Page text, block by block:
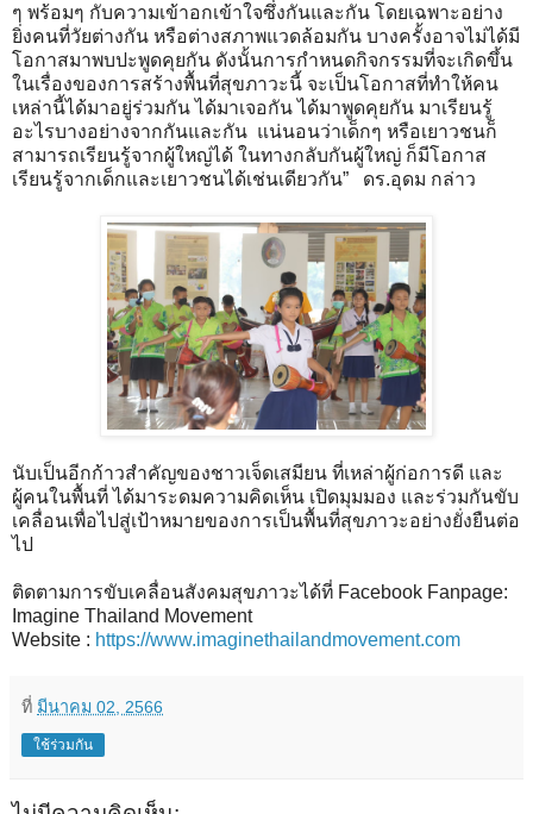
ๆ พร้อมๆ กับความเข้าอกเข้าใจซึ่งกันและกัน โดยเฉพาะอย่าง
ยิ่งคนที่วัยต่างกัน หรือต่างสภาพแวดล้อมกัน บางครั้งอาจไม่ได้มี
โอกาสมาพบปะพูดคุยกัน ดังนั้นการกำหนดกิจกรรมที่จะเกิดขึ้น
ในเรื่องของการสร้างพื้นที่สุขภาวะนี้ จะเป็นโอกาสที่ทำให้คน
เหล่านี้ได้มาอยู่ร่วมกัน ได้มาเจอกัน ได้มาพูดคุยกัน มาเรียนรู้
อะไรบางอย่างจากกันและกัน แน่นอนว่าเด็กๆ หรือเยาวชนก็
สามารถเรียนรู้จากผู้ใหญ่ได้ ในทางกลับกันผู้ใหญ่ ก็มีโอกาส
เรียนรู้จากเด็กและเยาวชนได้เช่นเดียวกัน” ดร.อุดม กล่าว
นับเป็นอีกก้าวสำคัญของชาวเจ็ดเสมียน ที่เหล่าผู้ก่อการดี และ
ผู้คนในพื้นที่ ได้มาระดมความคิดเห็น เปิดมุมมอง และร่วมกันขับ
เคลื่อนเพื่อไปสู่เป้าหมายของการเป็นพื้นที่สุขภาวะอย่างยั่งยืนต่อ
ไป
ติดตามการขับเคลื่อนสังคมสุขภาวะได้ที่ Facebook Fanpage:
Imagine Thailand Movement
Website : https://www.imaginethailandmovement.com
ที่ มีนาคม 02, 2566
ใช้ร่วมกัน